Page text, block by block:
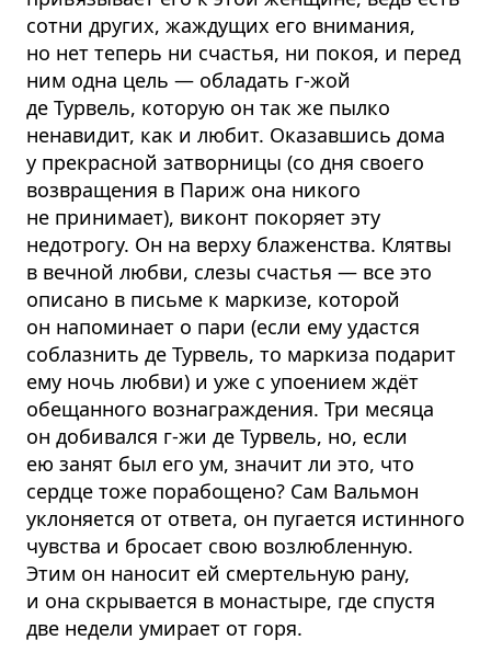
сотни других, жаждущих его внимания,
но нет теперь ни счастья, ни покоя, и перед
ним одна цель — обладать г-жой
де Турвель, которую он так же пылко
ненавидит, как и любит. Оказавшись дома
у прекрасной затворницы (со дня своего
возвращения в Париж она никого
не принимает), виконт покоряет эту
недотрогу. Он на верху блаженства. Клятвы
в вечной любви, слезы счастья — все это
описано в письме к маркизе, которой
он напоминает о пари (если ему удастся
соблазнить де Турвель, то маркиза подарит
ему ночь любви) и уже с упоением ждёт
обещанного вознаграждения. Три месяца
он добивался г-жи де Турвель, но, если
ею занят был его ум, значит ли это, что
сердце тоже порабощено? Сам Вальмон
уклоняется от ответа, он пугается истинного
чувства и бросает свою возлюбленную.
Этим он наносит ей смертельную рану,
и она скрывается в монастыре, где спустя
две недели умирает от горя.